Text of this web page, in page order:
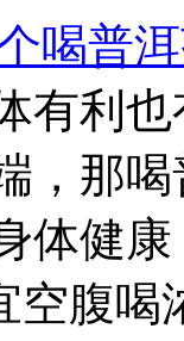
喝普
有利
，那
体健
空腹喝